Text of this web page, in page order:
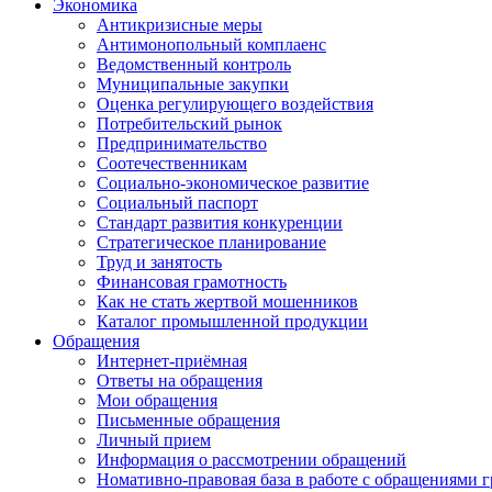
Экономика
Антикризисные меры
Антимонопольный комплаенс
Ведомственный контроль
Муниципальные закупки
Оценка регулирующего воздействия
Потребительский рынок
Предпринимательство
Соотечественникам
Социально-экономическое развитие
Социальный паспорт
Стандарт развития конкуренции
Стратегическое планирование
Труд и занятость
Финансовая грамотность
Как не стать жертвой мошенников
Каталог промышленной продукции
Обращения
Интернет-приёмная
Ответы на обращения
Мои обращения
Письменные обращения
Личный прием
Информация о рассмотрении обращений
Номативно-правовая база в работе с обращениями